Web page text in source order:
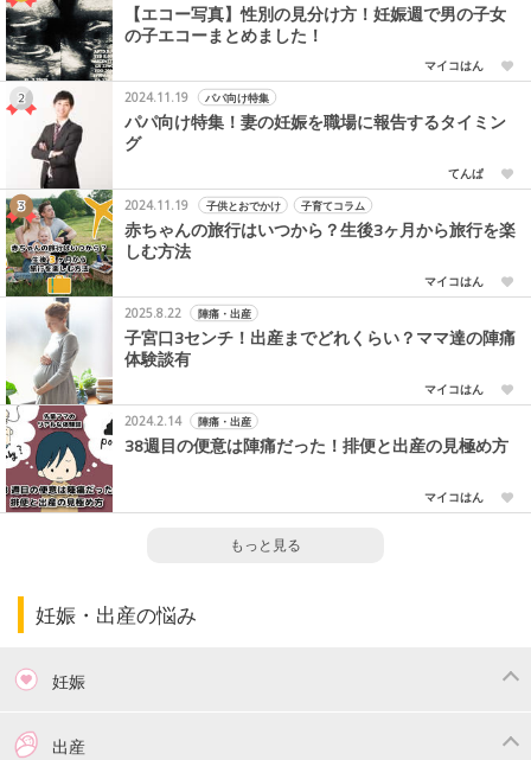
【エコー写真】性別の見分け方！妊娠週で男の子女
の子エコーまとめました！
マイコはん
2024.11.19
パパ向け特集
パパ向け特集！妻の妊娠を職場に報告するタイミン
グ
てんぱ
2024.11.19
子供とおでかけ 子育てコラム
赤ちゃんの旅行はいつから？生後3ヶ月から旅行を楽
しむ方法
マイコはん
2025.8.22
陣痛・出産
子宮口3センチ！出産までどれくらい？ママ達の陣痛
体験談有
マイコはん
2024.2.14
陣痛・出産
38週目の便意は陣痛だった！排便と出産の見極め方
マイコはん
もっと見る
妊娠・出産の悩み
妊娠
つわり出産